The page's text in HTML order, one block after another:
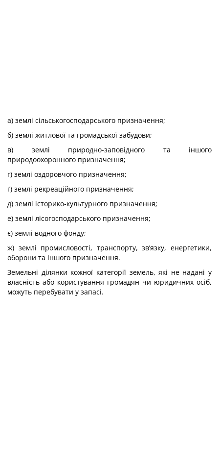
а) землі сільськогосподарського призначення;
б) землі житлової та громадської забудови;
в) землі природно-заповідного та іншого
природоохоронного призначення;
г) землі оздоровчого призначення;
ґ) землі рекреаційного призначення;
д) землі історико-культурного призначення;
е) землі лісогосподарського призначення;
є) землі водного фонду;
ж) землі промисловості, транспорту, зв’язку, енергетики,
оборони та іншого призначення.
Земельні ділянки кожної категорії земель, які не надані у
власність або користування громадян чи юридичних осіб,
можуть перебувати у запасі.